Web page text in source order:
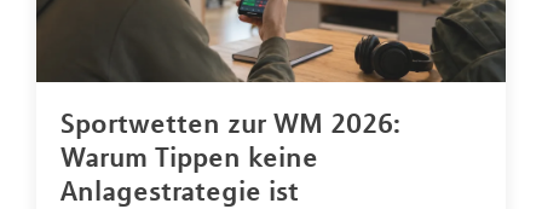
Sportwetten zur WM 2026:
Warum Tippen keine
Anlagestrategie ist